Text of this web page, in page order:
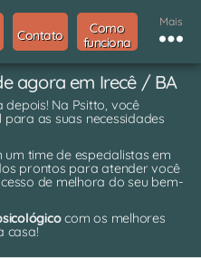
Contato
Como
funciona
Mais
agora em Irecê / BA
Na Psitto, você
para as suas necessidades
time de especialistas em
prontos para atender você
de melhora do seu bem-
com os melhores
casa!